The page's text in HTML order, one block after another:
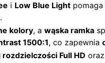
i Low Blue Light pomaga
kolory, a wąska ramka
1500:1, co zapewnia
Full HD oraz